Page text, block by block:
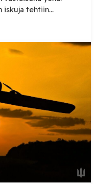
iskuja tehtiin
alueelle.
Oleksandr Hanzha
julkaisemassaan
viidelle alueelle.
Nikopolin